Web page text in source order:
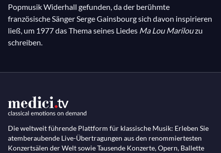
Popmusik Widerhall gefunden, da der berühmte
französische Sänger Serge Gainsbourg sich davon inspirieren
ließ, um 1977 das Thema seines Liedes Ma Lou Marilouzu
schreiben.
Die weltweit führende Plattform für klassische Musik: Erleben Sie
atemberaubende Live-Übertragungen aus den renommiertesten
Konzertsälen der Welt sowie Tausende Konzerte, Opern, Ballette